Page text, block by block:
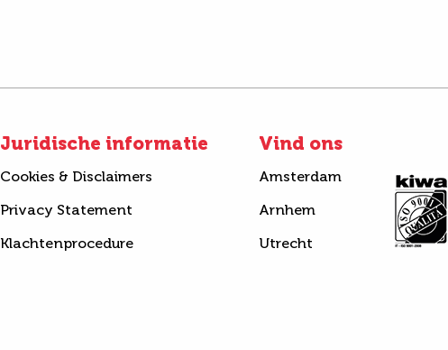
Juridische informatie
Cookies & Disclaimers
Privacy Statement
Klachtenprocedure
Vind ons
Amsterdam
Arnhem
Utrecht